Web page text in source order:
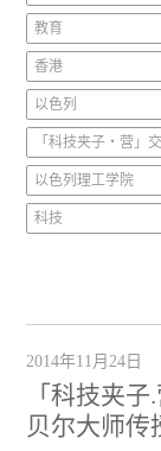
教育
香港
以色列
「科技夹子‧营」
以色列理工学院
科技
2014年11月24日
「科技夹
贝尔大师传